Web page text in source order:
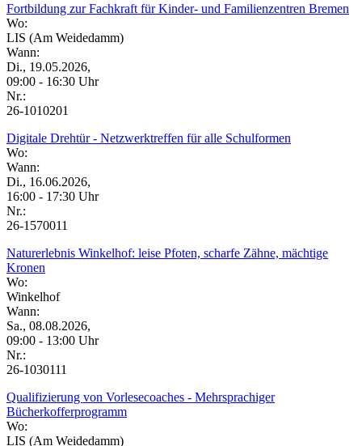
Fortbildung zur Fachkraft für Kinder- und Familienzentren Bremen
Wo:
LIS (Am Weidedamm)
Wann:
Di., 19.05.2026,
09:00 - 16:30 Uhr
Nr.:
26-1010201
Digitale Drehtür - Netzwerktreffen für alle Schulformen
Wo:
Wann:
Di., 16.06.2026,
16:00 - 17:30 Uhr
Nr.:
26-1570011
Naturerlebnis Winkelhof: leise Pfoten, scharfe Zähne, mächtige
Kronen
Wo:
Winkelhof
Wann:
Sa., 08.08.2026,
09:00 - 13:00 Uhr
Nr.:
26-1030111
Qualifizierung von Vorlesecoaches - Mehrsprachiger
Bücherkofferprogramm
Wo:
LIS (Am Weidedamm)